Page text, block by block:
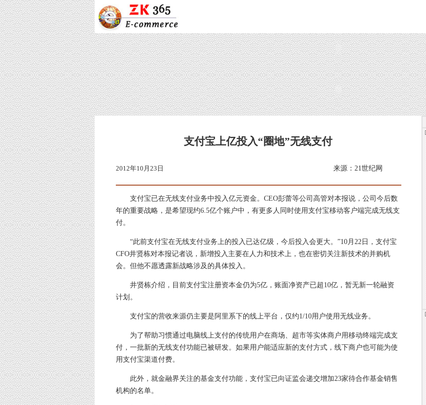
支付宝上亿投入“圈地”无线支付
2012年10月23日 来源： 21世纪网
支付宝已在无线支付业务中投入亿元资金。CEO彭蕾等公司高管对本报说，公司今后数
年的重要战略，是希望现约6.5亿个账户中，有更多人同时使用支付宝移动客户端完成无线支
付。
“此前支付宝在无线支付业务上的投入已达亿级，今后投入会更大。”10月22日，支付宝
CFO井贤栋对本报记者说，新增投入主要在人力和技术上，也在密切关注新技术的并购机
会。但他不愿透露新战略涉及的具体投入。
井贤栋介绍，目前支付宝注册资本金仍为5亿，账面净资产已超10亿，暂无新一轮融资
计划。
支付宝的营收来源仍主要是阿里系下的线上平台，仅约1/10用户使用无线业务。
为了帮助习惯通过电脑线上支付的传统用户在商场、超市等实体商户用移动终端完成支
付，一批新的无线支付功能已被研发。如果用户能适应新的支付方式，线下商户也可能为使
用支付宝渠道付费。
此外，就金融界关注的基金支付功能，支付宝已向证监会递交增加23家待合作基金销售
机构的名单。